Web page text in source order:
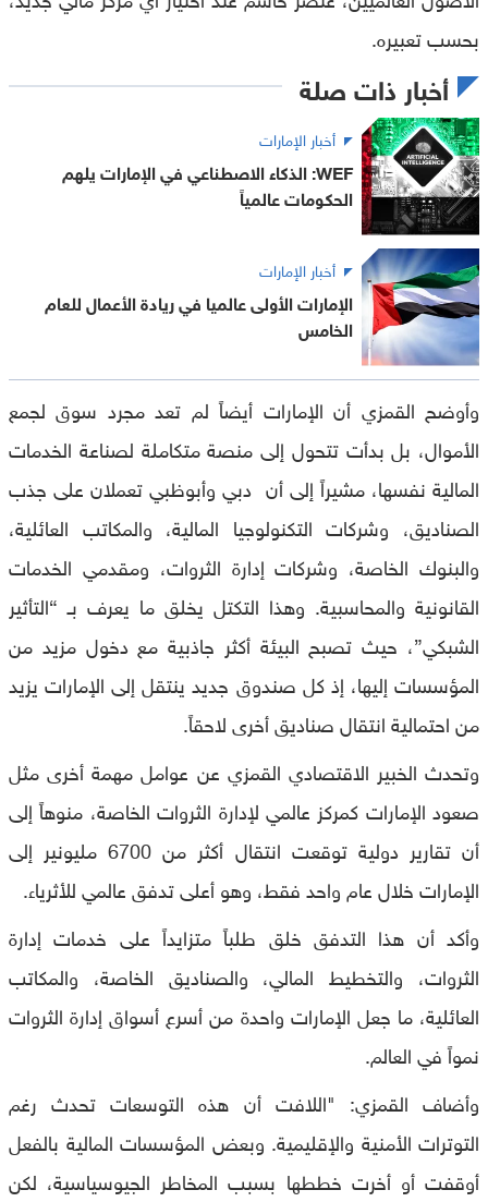
بحسب تعبيره.
أخبار ذات صلة
أخبار الإمارات
WEF: الذكاء الاصطناعي في الإمارات يلهم
الحكومات عالمياً
أخبار الإمارات
الإمارات الأولى عالميا في ريادة الأعمال للعام
الخامس
وأوضح القمزي أن الإمارات أيضاً لم تعد مجرد سوق لجمع
الأموال، بل بدأت تتحول إلى منصة متكاملة لصناعة الخدمات
المالية نفسها، مشيراً إلى أن دبي وأبوظبي تعملان على جذب
الصناديق، وشركات التكنولوجيا المالية، والمكاتب العائلية،
والبنوك الخاصة، وشركات إدارة الثروات، ومقدمي الخدمات
القانونية والمحاسبية. وهذا التكتل يخلق ما يعرف بـ “التأثير
الشبكي”، حيث تصبح البيئة أكثر جاذبية مع دخول مزيد من
المؤسسات إليها، إذ كل صندوق جديد ينتقل إلى الإمارات يزيد
من احتمالية انتقال صناديق أخرى لاحقاً.
وتحدث الخبير الاقتصادي القمزي عن عوامل مهمة أخرى مثل
صعود الإمارات كمركز عالمي لإدارة الثروات الخاصة، منوهاً إلى
أن تقارير دولية توقعت انتقال أكثر من 6700 مليونير إلى
الإمارات خلال عام واحد فقط، وهو أعلى تدفق عالمي للأثرياء.
وأكد أن هذا التدفق خلق طلباً متزايداً على خدمات إدارة
الثروات، والتخطيط المالي، والصناديق الخاصة، والمكاتب
العائلية، ما جعل الإمارات واحدة من أسرع أسواق إدارة الثروات
نمواً في العالم.
وأضاف القمزي: "اللافت أن هذه التوسعات تحدث رغم
التوترات الأمنية والإقليمية. وبعض المؤسسات المالية بالفعل
أوقفت أو أخرت خططها بسبب المخاطر الجيوسياسية، لكن